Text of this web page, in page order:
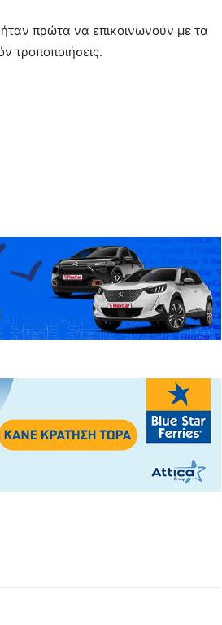
πρώτα να επικοινωνούν με τα
τροποποιήσεις.